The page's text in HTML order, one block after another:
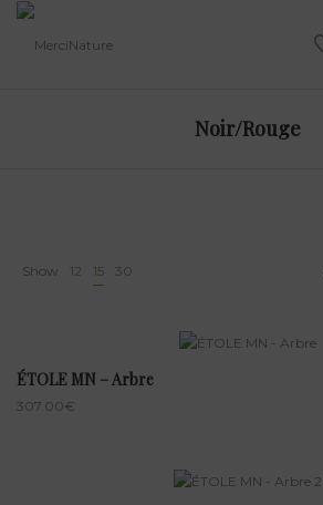
Noir/Rouge
Show 12 15 30
ÉTOLE MN – Arbre
307.00€